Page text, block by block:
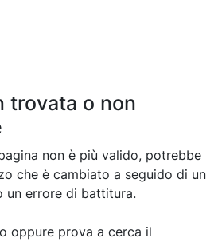
trovata o non
non è più valido, potrebbe
che è cambiato a seguido di un
un errore di battitura.
oppure prova a cerca il